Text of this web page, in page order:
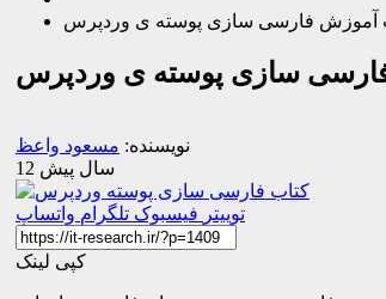
آموزش فارسی سازی پوسته ی وردپرس
فارسی سازی پوسته ی وردپرس
نویسنده: مسعود واعظ
12 سال پیش
توییتر فیسبوک تلگرام واتساپ
کپی لینک